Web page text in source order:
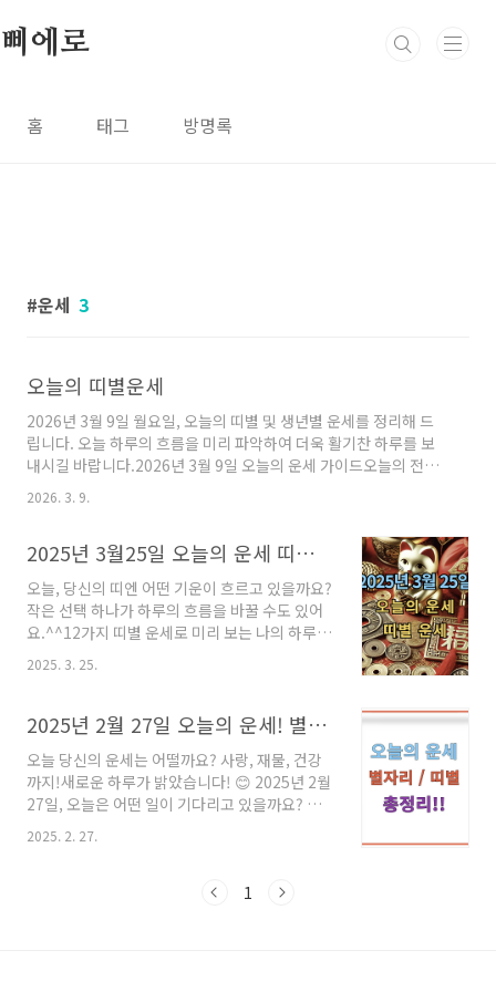
삐에로
홈 태그 방명록
운세 3
오늘의 띠별운세
2026년 3월 9일 월요일, 오늘의 띠별 및 생년별 운세를 정리해 드
립니다. 오늘 하루의 흐름을 미리 파악하여 더욱 활기찬 하루를 보
내시길 바랍니다.2026년 3월 9일 오늘의 운세 가이드오늘의 전체
적인 기운은 새로운 시작보다는 내실을 기하고 주변을 살피는 것이
유리한 날입니다. 조급한 마음을 내려놓고 차근차근 일을 풀어나가
는 지혜가 필요합니다.1. 쥐띠 (자)전체적으로 평온한 흐름입니다.
예상치 못한 작은 행운이 따를 수 있는 날입니다.48년생: 건강을 위
해 가벼운 산책이나 휴식을 취하는 것이 좋습니다.60년생: 금전운
이 상승하는 시기이니 새로운 투자보다는 관리에 집중하십시오.72
년생: 동료와의 협력이 중요한 날입니다. 고집을 꺾고 경청하십시
오.84년생: 미뤄왔던 일을 처리하기에 최적의 날입니다. 속..
2026. 3. 9.
2025년 3월25일 오늘의 운세 띠별 운세!!
오늘, 당신의 띠엔 어떤 기운이 흐르고 있을까요?
작은 선택 하나가 하루의 흐름을 바꿀 수도 있어
요.^^12가지 띠별 운세로 미리 보는 나의 하루
운명! 좋은 기회는 누구에게 올까요? 조심해야 할
상황은?지금 바로 확인하고, 행운의 타이밍을 놓
생, 60년생, 72년생, 84년생, 96년생)오늘은 머
만큼, 성급하게 결정하지 말고 한 템포 쉬어가는
여유를 가져보세요. 작은 오해도 쌓이면 커질 수
있으니, 대화로 풀어가는 게 좋겠네요. 🐮 소띠
(37년생, 49년생, 61년생, 73년생, 85년생, 97
2025. 3. 25.
2025년 2월 27일 오늘의 운세! 별자리 & 띠별 총정리
오늘 당신의 운세는 어떨까요? 사랑, 재물, 건강
까지!새로운 하루가 밝았습니다! 😊 2025년 2월
27일, 오늘은 어떤 일이 기다리고 있을까요? 별
자리에 따라 행운이 따르는 날일 수도 있고, 조금
더 신중해야 할 날일 수도 있어요.재물운, 연애운,
세요! 🧐✨ 오늘의 운세, 바로 확인해볼까요?🌙
2025. 2. 27.
1